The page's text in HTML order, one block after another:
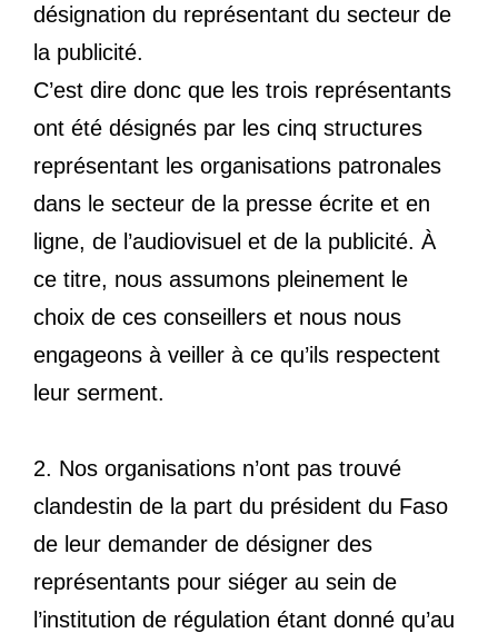
désignation du représentant du secteur de
la publicité.
C’est dire donc que les trois représentants
ont été désignés par les cinq structures
représentant les organisations patronales
dans le secteur de la presse écrite et en
ligne, de l’audiovisuel et de la publicité. À
ce titre, nous assumons pleinement le
choix de ces conseillers et nous nous
engageons à veiller à ce qu’ils respectent
leur serment.
2. Nos organisations n’ont pas trouvé
clandestin de la part du président du Faso
de leur demander de désigner des
représentants pour siéger au sein de
l’institution de régulation étant donné qu’au